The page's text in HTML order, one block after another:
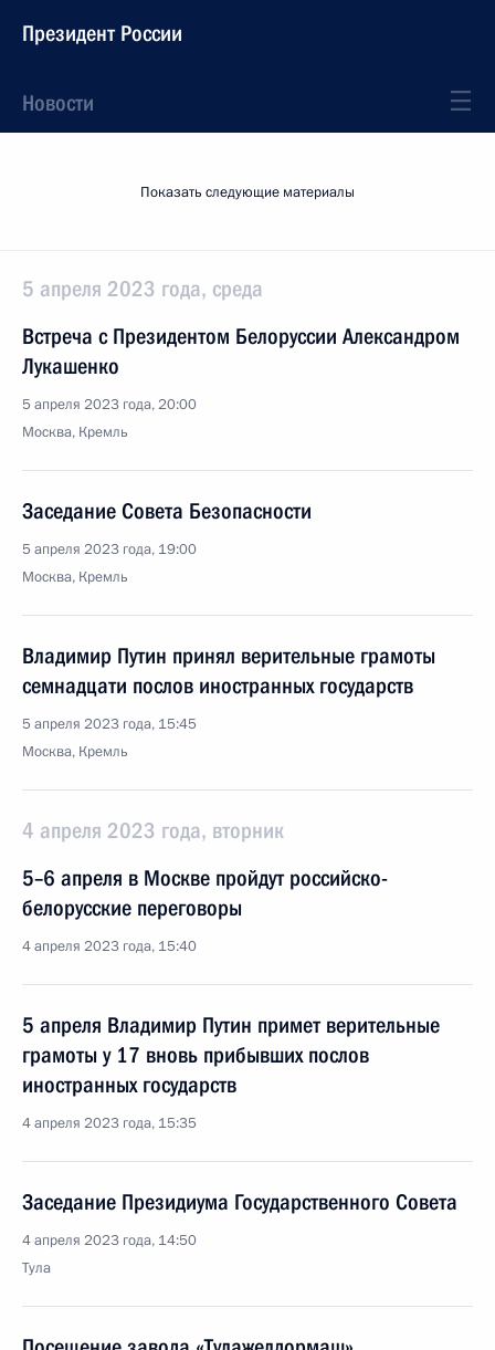
Президент России
Новости
Показать следующие материалы
5 апреля 2023 года, среда
Встреча с Президентом Белоруссии Александром
Лукашенко
5 апреля 2023 года, 20:00
Москва, Кремль
Заседание Совета Безопасности
5 апреля 2023 года, 19:00
Москва, Кремль
Владимир Путин принял верительные грамоты
семнадцати послов иностранных государств
5 апреля 2023 года, 15:45
Москва, Кремль
4 апреля 2023 года, вторник
5–6 апреля в Москве пройдут российско-
белорусские переговоры
4 апреля 2023 года, 15:40
5 апреля Владимир Путин примет верительные
грамоты у 17 вновь прибывших послов
иностранных государств
4 апреля 2023 года, 15:35
Заседание Президиума Государственного Совета
4 апреля 2023 года, 14:50
Тула